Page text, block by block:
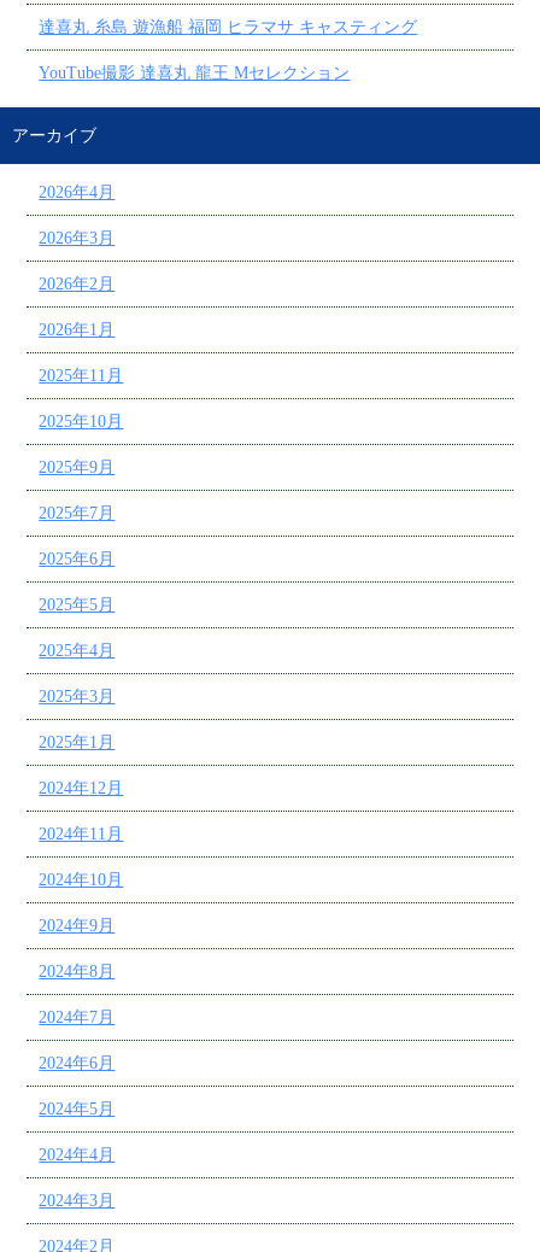
達喜丸 糸島 遊漁船 福岡 ヒラマサ キャスティング
YouTube撮影 達喜丸 龍王 Mセレクション
アーカイブ
2026年4月
2026年3月
2026年2月
2026年1月
2025年11月
2025年10月
2025年9月
2025年7月
2025年6月
2025年5月
2025年4月
2025年3月
2025年1月
2024年12月
2024年11月
2024年10月
2024年9月
2024年8月
2024年7月
2024年6月
2024年5月
2024年4月
2024年3月
2024年2月